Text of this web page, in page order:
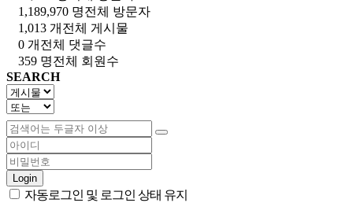
1,189,970 명전체 방문자
1,013 개 전체 게시물
0 개 전체 댓글수
359 명전체 회원수
SEARCH
Login
자동로그인 및 로그인 상태 유지